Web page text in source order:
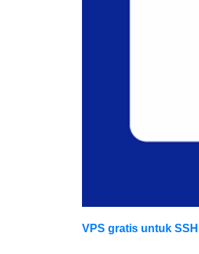
VPS gratis untuk SSH